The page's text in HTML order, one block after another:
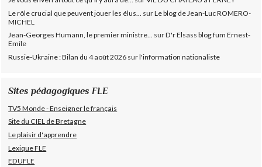
Le rôle crucial que peuvent jouer les élus...
surLe blog de Jean-Luc ROMERO-
MICHEL
Jean-Georges Humann, le premier ministre... surD'r Elsass blog fum Ernest-
Emile
Russie-Ukraine : Bilan du 4 août 2026 surl'information nationaliste
Sites pédagogiques FLE
TV5 Monde - Enseigner le français
Site du CIEL de Bretagne
Le plaisir d'apprendre
Lexique FLE
EDUFLE